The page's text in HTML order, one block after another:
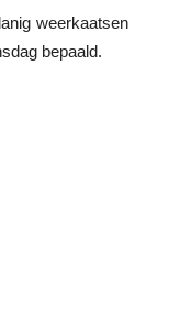
weerkaatsen
bepaald.